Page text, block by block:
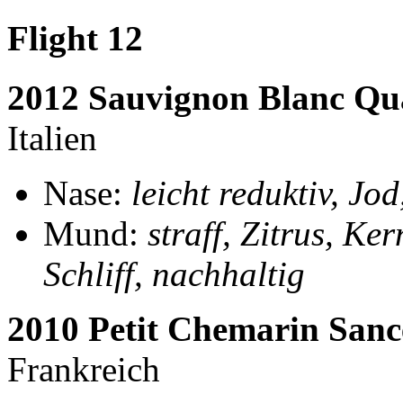
Flight 12
2012 Sauvignon Blanc
Italien
Nase: leicht reduktiv,
Mund: straff, Zitrus,
Schliff, nachhaltig
2010 Petit Chemarin
Frankreich